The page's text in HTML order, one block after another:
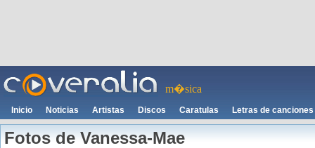
m�sica
Inicio Noticias Artistas Discos Caratulas Letras de canciones
Fotos de Vanessa-Mae